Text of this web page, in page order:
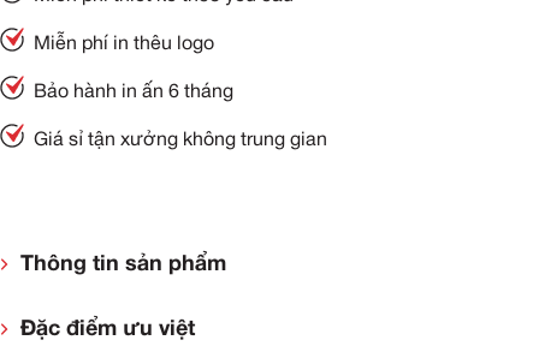
Miễn phí in thêu logo
Bảo hành in ấn 6 tháng
Giá sỉ tận xưởng không trung gian
Thông tin sản phẩm
Đặc điểm ưu việt